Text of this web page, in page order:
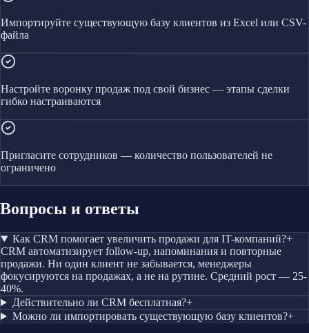
Импортируйте существующую базу клиентов из Excel или CSV-
файла
Настройте воронку продаж под свой бизнес — этапы сделки
гибко настраиваются
Пригласите сотрудников — количество пользователей не
ограничено
Вопросы и ответы
Как CRM помогает увеличить продажи для IT-компаний?+
CRM автоматизирует follow-up, напоминания и повторные
продажи. Ни один клиент не забывается, менеджеры
фокусируются на продажах, а не на рутине. Средний рост — 25-
40%.
Действительно ли CRM бесплатная?+
Можно ли импортировать существующую базу клиентов?+